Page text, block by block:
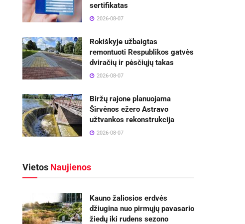
sertifikatas
2026-08-07
Rokiškyje užbaigtas
remontuoti Respublikos gatvės
dviračių ir pėsčiųjų takas
2026-08-07
Biržų rajone planuojama
Širvėnos ežero Astravo
užtvankos rekonstrukcija
2026-08-07
Vietos Naujienos
Kauno žaliosios erdvės
džiugina nuo pirmųjų pavasario
žiedų iki rudens sezono